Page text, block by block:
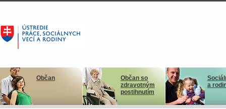
Občan
Občan so
zdravotným
postihnutím
a